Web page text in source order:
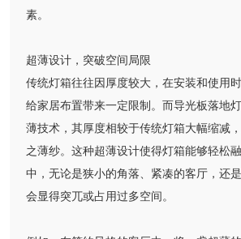
素。
超薄设计，突破空间局限
传统灯箱往往因厚度较大，在安装和使用
给家居布置带来一定限制。而导光板落地
薄技术，其厚度相较于传统灯箱大幅缩减
之薄纱。这种超薄设计使得灯箱能够轻松
中，无论是狭小的角落、紧凑的客厅，还
会显得突兀或占用过多空间。